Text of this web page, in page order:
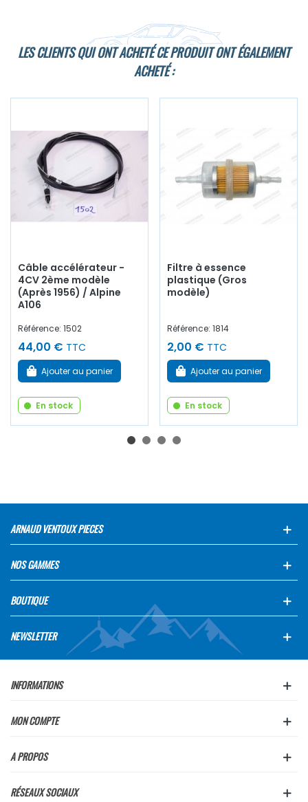
LES CLIENTS QUI ONT ACHETÉ CE PRODUIT ONT ÉGALEMENT
ACHETÉ :
Câble accélérateur -
4CV 2ème modèle
(Après 1956) / Alpine
A106
Référence: 1502
44,00 € TTC
Ajouter au panier
En stock
Filtre à essence
plastique (Gros
modèle)
Référence: 1814
2,00 € TTC
Ajouter au panier
En stock
ARNAUD VENTOUX PIECES
NOS GAMMES
BOUTIQUE
NEWSLETTER
INFORMATIONS
MON COMPTE
A PROPOS
RÉSEAUX SOCIAUX